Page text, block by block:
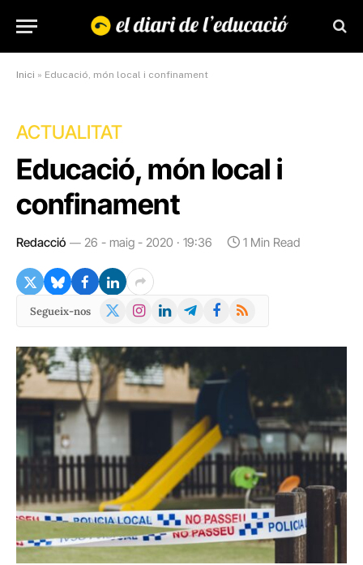
Inici » Educació, món local i confinament
ACTUALITAT
Educació, món local i
confinament
Redacció 26 - maig - 2020 · 19:36 1 Min Read
Segueix-nos
X
Instagram
LinkedInTelegramFacebook
RSS